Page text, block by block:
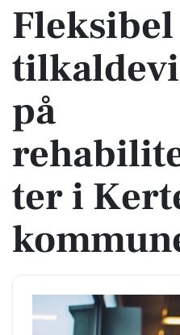
Fleksibel
på
ter i